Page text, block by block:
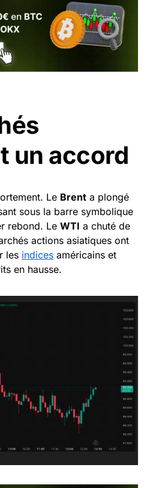
un accord
Le Brent a plongé
sous la barre symbolique
rebond. Le WTI a chuté de
actions asiatiques ont
les indices américains et
en hausse.